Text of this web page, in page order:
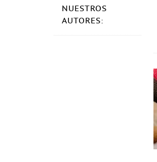
NUESTROS
AUTORES: